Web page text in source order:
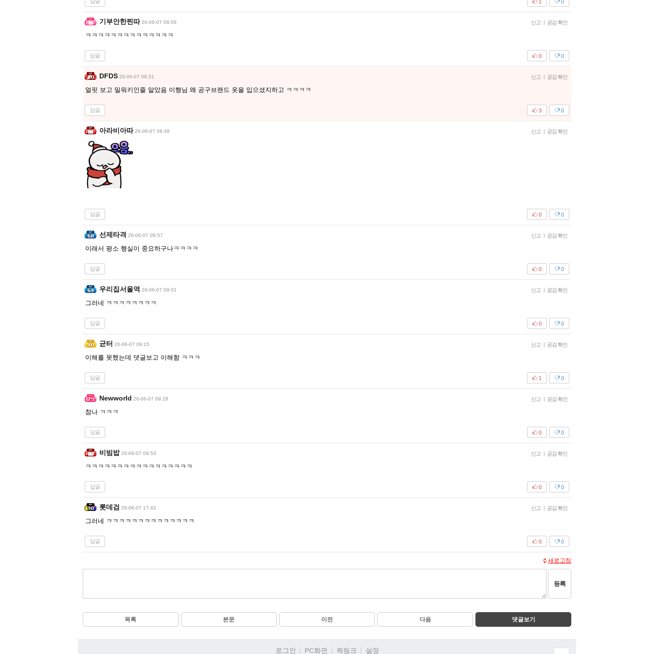
0
1
기부안한찐따 26-06-07 08:09 신고 | 공감 확인
ㅋㅋㅋㅋㅋㅋㅋㅋㅋㅋㅋㅋㅋㅋ
답글 0
0
DFDS 26-06-07 08:31 신고 | 공감 확인
얼핏 보고 밀워키인줄 알았음 이행님 왜 공구브랜드 옷을 입으셨지하고 ㅋㅋㅋㅋ
답글 0
3
아라비아따 26-06-07 08:48 신고 | 공감 확인
답글 0
0
선제타격 26-06-07 08:57 신고 | 공감 확인
이래서 평소 행실이 중요하구나ㅋㅋㅋㅋ
답글 0
0
우리집서울역 26-06-07 09:01 신고 | 공감 확인
그러네 ㅋㅋㅋㅋㅋㅋㅋㅋ
답글 0
0
균터 26-06-07 09:15 신고 | 공감 확인
이해를 못했는데 댓글보고 이해함 ㅋㅋㅋ
답글 0
1
Newworld 26-06-07 09:28 신고 | 공감 확인
참나 ㅋㅋㅋ
답글 0
0
비빔밥 26-06-07 09:53 신고 | 공감 확인
ㅋㅋㅋㅋㅋㅋㅋㅋㅋㅋㅋㅋㅋㅋㅋㅋㅋ
답글 0
0
롯데검 26-06-07 17:42 신고 | 공감 확인
그러네 ㅋㅋㅋㅋㅋㅋㅋㅋㅋㅋㅋㅋㅋㅋ
답글 0
0
새로고침
등록
목록 본문 이전 다음 댓글보기
로그인 PC화면 퀵링크 설정